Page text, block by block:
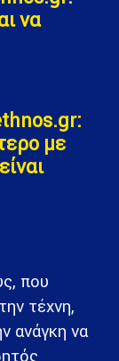
να
με
που
τέχνη,
ανάγκη να